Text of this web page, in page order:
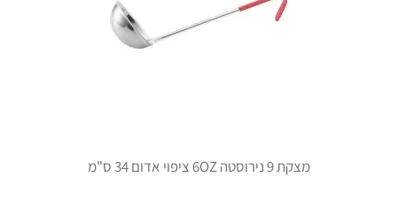
מצקת 9 נירוסטה 6OZ ציפוי אדום 34 ס"מ